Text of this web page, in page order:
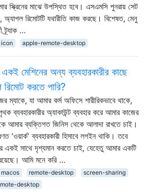
স্ক্রিনের মাঝে উপস্থিত হবে। এসএমসি পুনরায় সেট
অ্যাপল রিমোটটি যথারীতি কাজ করছে। বিশেষত, মেনু
ট্র্যাক …
icon apple-remote-desktop
মেশিনের অন্য ব্যবহারকারীর কাছে
করতে পারি?
ম্যাকে, যা আমার কর্ম অফিসে শারীরিকভাবে থাকে,
ব্যবহারকারীর অ্যাকাউন্ট ব্যবহার করে আমার কাজের
আমার ব্যক্তিগত জিনিস থেকে আলাদা রাখতে চাই।
'ওয়ার্ক' ব্যবহারকারী হিসাবে লগইন থাকি। তবে
একই সাথে দৃশ্যমান করতে চাই, যেহেতু আমার একটি
আমি মনে করি …
macos remote-desktop
screen-sharing
desktop